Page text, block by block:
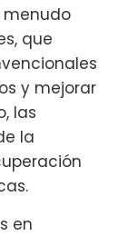
menudo
que
y mejorar
las
la
en